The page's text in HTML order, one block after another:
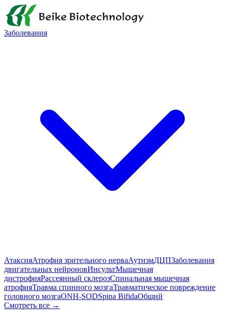
Заболевания
АтаксияАтрофия зрительного нерваАутизмДЦПЗаболевания
двигательных нейроновИнсультМышечная
дистрофияРассеянный склерозСпинальная мышечная
атрофияТравма спинного мозгаТравматическое повреждение
головного мозгаONH-SODSpina BifidaОбщий
Смотреть все →